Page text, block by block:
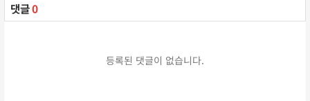
댓글0
등록된 댓글이 없습니다.